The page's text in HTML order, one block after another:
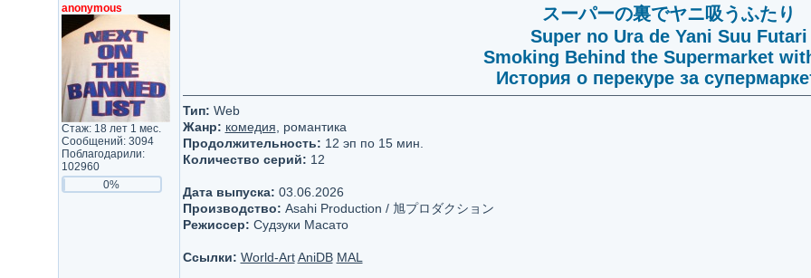
anonymous
Стаж: 18 лет 1 мес.
Сообщений: 3094
Поблагодарили:
102960
0%
スーパーの裏でヤニ吸うふたり
Super no Ura de Yani Suu Futari
Smoking Behind the Supermarket
История о перекуре за
Тип: Web
Жанр: комедия , романтика
Продолжительность: 12 эп по 15 мин.
Количество серий: 12
Дата выпуска: 03.06.2026
Производство: Asahi Production / 旭プロダクション
Режиссер: Судзуки Масато
Ссылки: World-Art AniDB MAL